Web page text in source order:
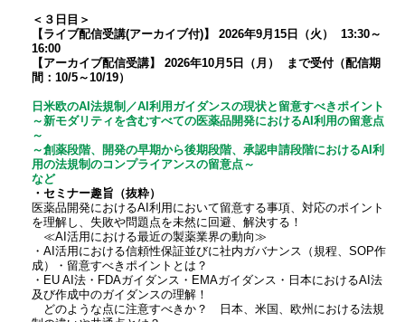
＜３日目＞
【ライブ配信受講(アーカイブ付)】 2026年9月15日（火） 13:30～
16:00
【アーカイブ配信受講】 2026年10月5日（月） まで受付（配信期
間：10/5～10/19）
日米欧のAI法規制／AI利用ガイダンスの現状と留意すべきポイント
～新モダリティを含むすべての医薬品開発におけるAI利用の留意点
～
～創薬段階、開発の早期から後期段階、承認申請段階におけるAI利
用の法規制のコンプライアンスの留意点～
など
・セミナー趣旨（抜粋）
医薬品開発におけるAI利用において留意する事項、対応のポイント
を理解し、失敗や問題点を未然に回避、解決する！
≪AI活用における最近の製薬業界の動向≫
・AI活用における信頼性保証並びに社内ガバナンス（規程、SOP作
成）・留意すべきポイントとは？
・EU AI法・FDAガイダンス・EMAガイダンス・日本におけるAI法
及び作成中のガイダンスの理解！
どのような点に注意すべきか？ 日本、米国、欧州における法規